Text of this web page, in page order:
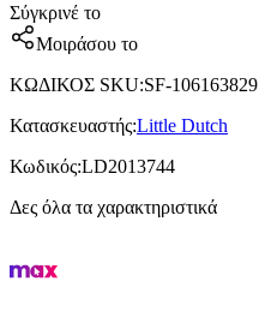
Σύγκρινέ το
Μοιράσου το
ΚΩΔΙΚΟΣ SKU:SF-106163829
Κατασκευαστής:Little Dutch
Κωδικός:LD2013744
Δες όλα τα χαρακτηριστικά